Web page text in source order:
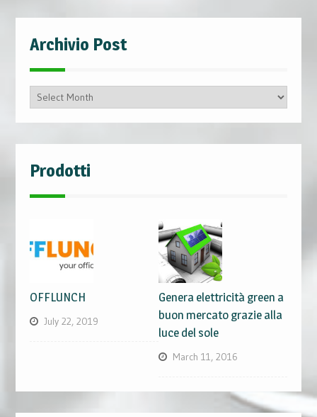
Archivio Post
Archivio
Prodotti
OFFLUNCH
July 22, 2019
Genera elettricità green a
buon mercato grazie alla
luce del sole
March 11, 2016